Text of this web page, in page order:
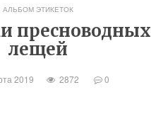
АЛЬБОМ ЭТИКЕТОК
пресноводных
лещей
2019 2872 0